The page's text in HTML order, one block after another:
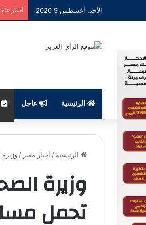
الأحد, أغسطس 9 2026 أخبار
الرئيسية عاجل
الرئيسية / أخبار مصر / وزيرة الصحة من
تحمل